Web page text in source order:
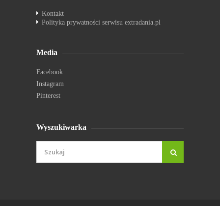
Kontakt
Polityka prywatności serwisu extradania.pl
Media
Facebook
Instagram
Pinterest
Wyszukiwarka